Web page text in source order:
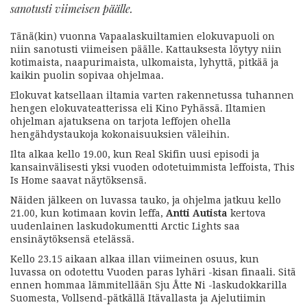
sanotusti viimeisen päälle.
Tänä(kin) vuonna Vapaalaskuiltamien elokuvapuoli on
niin sanotusti viimeisen päälle. Kattauksesta löytyy niin
kotimaista, naapurimaista, ulkomaista, lyhyttä, pitkää ja
kaikin puolin sopivaa ohjelmaa.
Elokuvat katsellaan iltamia varten rakennetussa tuhannen
hengen elokuvateatterissa eli Kino Pyhässä. Iltamien
ohjelman ajatuksena on tarjota leffojen ohella
hengähdystaukoja kokonaisuuksien väleihin.
Ilta alkaa kello 19.00, kun Real Skifin uusi episodi ja
kansainvälisesti yksi vuoden odotetuimmista leffoista, This
Is Home saavat näytöksensä.
Näiden jälkeen on luvassa tauko, ja ohjelma jatkuu kello
21.00, kun kotimaan kovin leffa, Antti Autista kertova
uudenlainen laskudokumentti Arctic Lights saa
ensinäytöksensä etelässä.
Kello 23.15 aikaan alkaa illan viimeinen osuus, kun
luvassa on odotettu Vuoden paras lyhäri -kisan finaali. Sitä
ennen hommaa lämmitellään Sju Åtte Ni -laskudokkarilla
Suomesta, Vollsend-pätkällä Itävallasta ja Ajelutiimin